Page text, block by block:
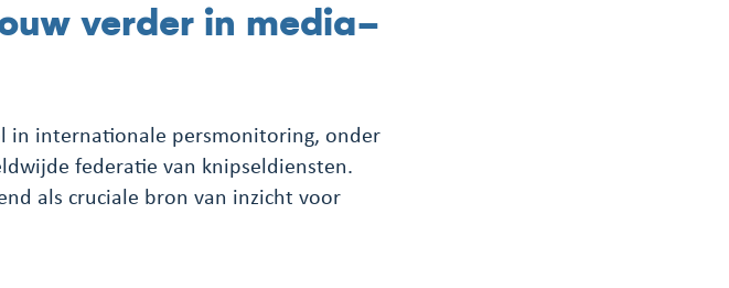
verder in media-
in internationale persmonitoring, onder
federatie van knipseldiensten.
als cruciale bron van inzicht voor